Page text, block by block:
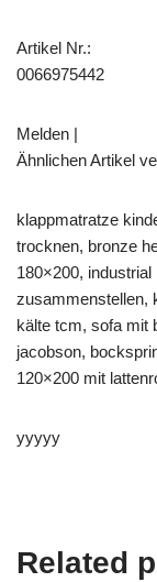
Artikel Nr.:
0066975442
Melden |
Ähnlichen Artikel
klappmatratze
trocknen, bronze
180×200,
zusammenstellen,
kälte tcm, sofa mit
jacobson,
120×200 mit
yyyyy
Related